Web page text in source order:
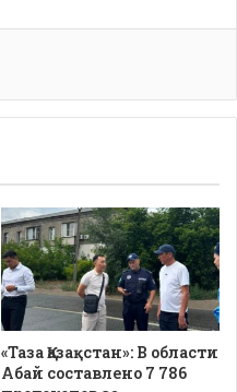
«Таза Қазақстан»: В области
Абай составлено 7 786